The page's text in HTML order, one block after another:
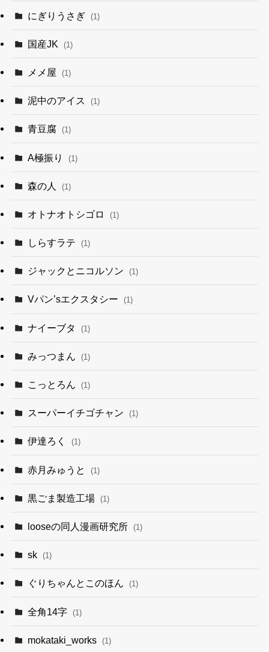
にぎりうさぎ (1)
国産JK (1)
メメ屋 (1)
泥中のアイス (1)
青豆腐 (1)
A極振り (1)
森の人 (1)
オトナオトシゴロ (1)
しらすラテ (1)
ジャックとニコルソン (1)
Vパン’sエクスタシー (1)
ナイーブタ (1)
みっつまん (1)
こっとろん (1)
スーパーイチゴチャン (1)
伊達ろく (1)
赤月みゅうと (1)
黒ごま製造工場 (1)
looseの同人漫画研究所 (1)
sk (1)
ぐりちゃんとこのほん (1)
全角14字 (1)
mokataki_works (1)